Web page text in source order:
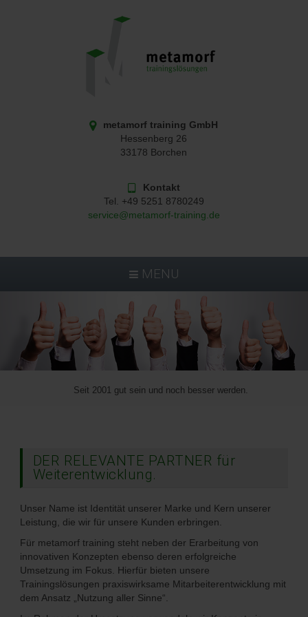
metamorf training GmbH
Hessenberg 26
33178 Borchen
Kontakt
Tel. +49 5251 8780249
service@metamorf-training.de
MENU
Seit 2001 gut sein und noch besser werden.
DER RELEVANTE PARTNER für
Weiterentwicklung.
Unser Name ist Identität unserer Marke und Kern unserer
Leistung, die wir für unsere Kunden erbringen.
Für metamorf training steht neben der Erarbeitung von
innovativen Konzepten ebenso deren erfolgreiche
Umsetzung im Fokus. Hierfür bieten unsere
Trainingslösungen praxiswirksame Mitarbeiterentwicklung mit
dem Ansatz „Nutzung aller Sinne“.